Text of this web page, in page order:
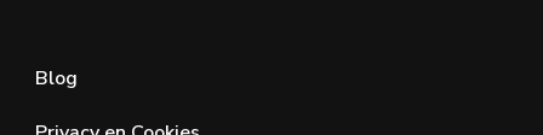
Blog